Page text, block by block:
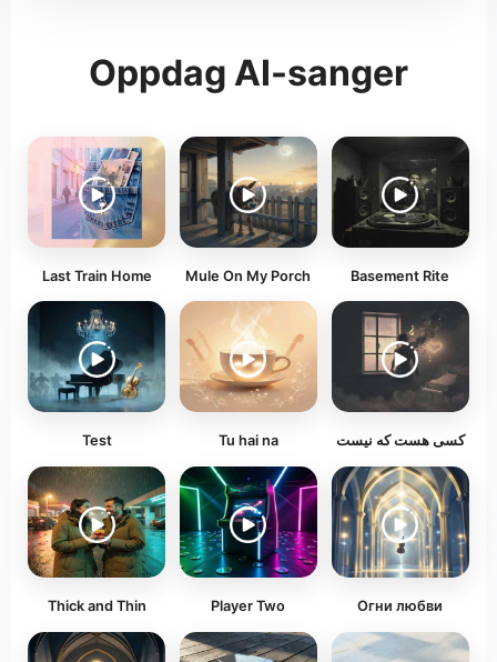
Oppdag AI-sanger
Last Train Home Mule On My Porch Basement Rite
Test Tu hai na کسی هست که نیست
Thick and Thin Player Two Огни любви